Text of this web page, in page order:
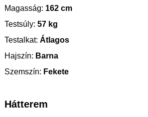
Magasság: 162 cm
Testsúly: 57 kg
Testalkat: Átlagos
Hajszín: Barna
Szemszín: Fekete
Hátterem